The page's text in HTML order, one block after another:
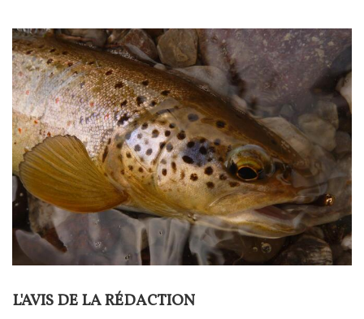
Image
Texte
L'AVIS DE LA RÉDACTION